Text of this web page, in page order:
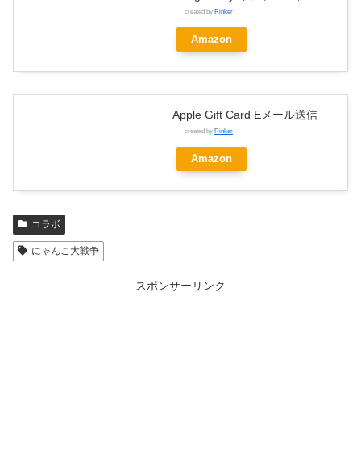
created by Rinker
Amazon
Apple Gift Card Eメール送信
created by Rinker
Amazon
コラボ
にゃんこ大戦争
スポンサーリンク